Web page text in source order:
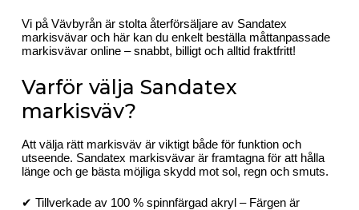
Vi på Vävbyrån är stolta återförsäljare av Sandatex
markisvävar och här kan du enkelt beställa måttanpassade
markisvävar online – snabbt, billigt och alltid fraktfritt!
Varför välja Sandatex
markisväv?
Att välja rätt markisväv är viktigt både för funktion och
utseende. Sandatex markisvävar är framtagna för att hålla
länge och ge bästa möjliga skydd mot sol, regn och smuts.
✔ Tillverkade av 100 % spinnfärgad akryl – Färgen är